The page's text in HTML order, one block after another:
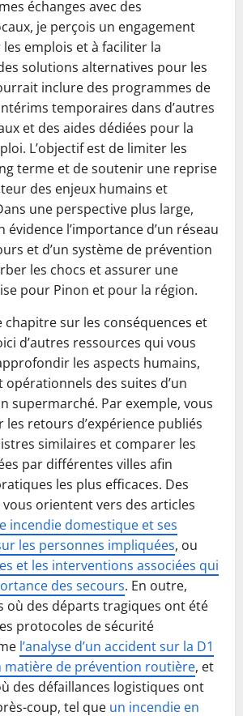
échanges avec des
je perçois un engagement
emplois et à faciliter la
solutions alternatives pour les
inclure des programmes de
temporaires dans d’autres
et des aides dédiées pour la
L’objectif est de limiter les
terme et de soutenir une reprise
des enjeux humains et
une perspective plus large,
évidence l’importance d’un réseau
et d’un système de prévention
les chocs et assurer une
pour Pinon et pour la région.
chapitre sur les conséquences et
d’autres ressources qui vous
les aspects humains,
des suites d’un
supermarché. Par exemple, vous
les retours d’expérience publiés
similaires et comparer les
par différentes villes afin
les plus efficaces. Des
orientent vers des articles
incendie domestique et ses
les personnes impliquées, ou
et les interventions associées qui
des secours. En outre,
où des départs tragiques ont été
protocoles de sécurité
l’analyse d’un accident sur la D1
matière de prévention routière, et
des défaillances logistiques ont
coup, tel que un incendie en